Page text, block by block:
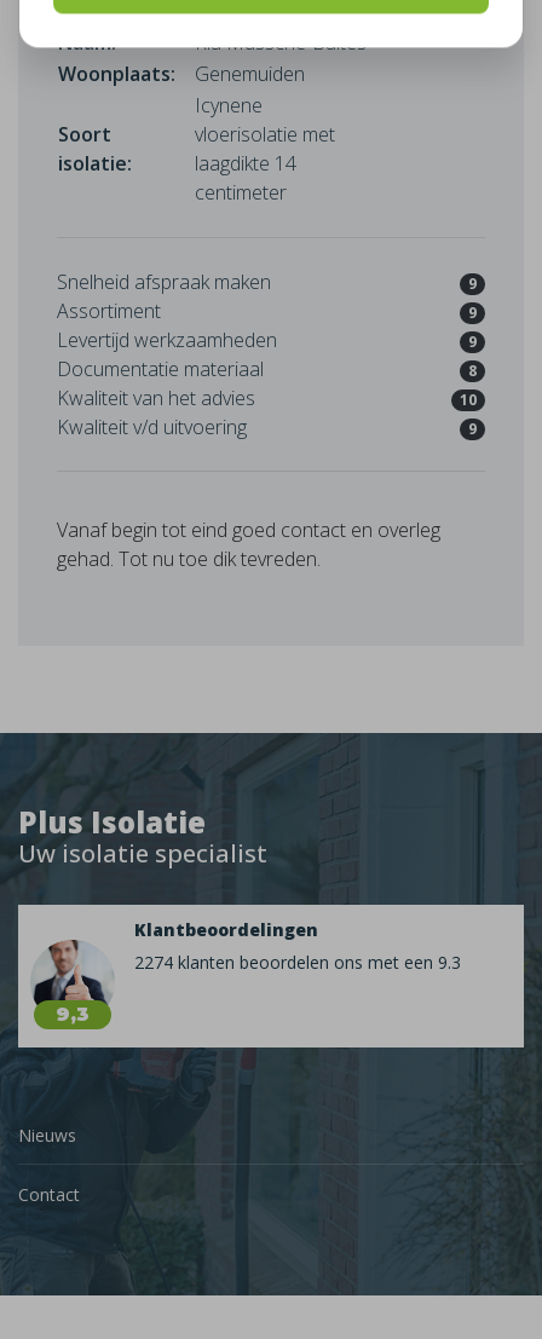
Plus Isolatie
Uw isolatie specialist
9,3
Klantbeoordelingen
2274 klanten beoordelen ons met een 9.3
Nieuws
Contact
Naam:
Ria Mussche-Baltes
Woonplaats:
Genemuiden
Soort
isolatie:
Icynene
vloerisolatie met
laagdikte 14
centimeter
Snelheid afspraak maken 9
Assortiment 9
Levertijd werkzaamheden 9
Documentatie materiaal 8
Kwaliteit van het advies 10
Kwaliteit v/d uitvoering 9
Vanaf begin tot eind goed contact en overleg
gehad. Tot nu toe dik tevreden.